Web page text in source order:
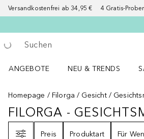
Versandkostenfrei ab 34,95 € 4 Gratis-
Gehe zurück
Suche ausführen
ANGEBOTE
NEU & TRENDS
Homepage
Filorga Gesicht
FILORGA -
FILORGA -
Preis
Produktart Für Wen